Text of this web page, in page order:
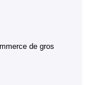
de gros